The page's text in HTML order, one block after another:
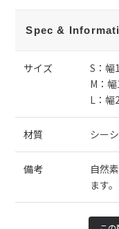
Spec &
サイズ
S：
M：
L：
材質 シー
備考
自然
ます。